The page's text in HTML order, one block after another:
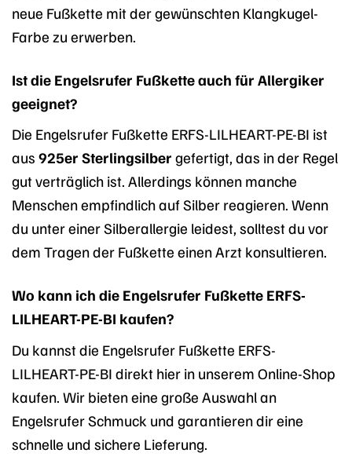
neue Fußkette mit der gewünschten Klangkugel-
Farbe zu erwerben.
Ist die Engelsrufer Fußkette auch für Allergiker
geeignet?
Die Engelsrufer Fußkette ERFS-LILHEART-PE-BI ist
aus 925er Sterlingsilber gefertigt, das in der Regel
gut verträglich ist. Allerdings können manche
Menschen empfindlich auf Silber reagieren. Wenn
du unter einer Silberallergie leidest, solltest du vor
dem Tragen der Fußkette einen Arzt konsultieren.
Wo kann ich die Engelsrufer Fußkette ERFS-
LILHEART-PE-BI kaufen?
Du kannst die Engelsrufer Fußkette ERFS-
LILHEART-PE-BI direkt hier in unserem Online-Shop
kaufen. Wir bieten eine große Auswahl an
Engelsrufer Schmuck und garantieren dir eine
schnelle und sichere Lieferung.